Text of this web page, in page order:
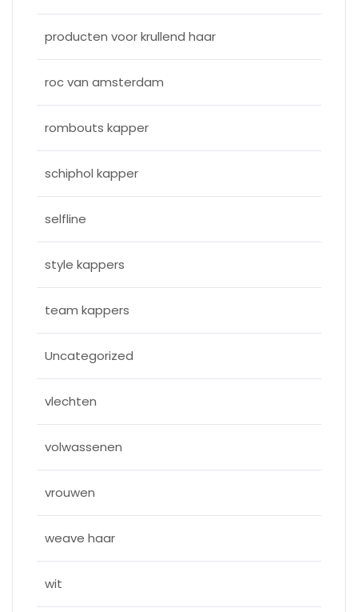
producten voor krullend haar
roc van amsterdam
rombouts kapper
schiphol kapper
selfline
style kappers
team kappers
Uncategorized
vlechten
volwassenen
vrouwen
weave haar
wit